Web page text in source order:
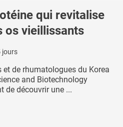
qui revitalise
os vieillissants
jours
et de rhumatologues du Korea
and Biotechnology
de découvrir une ...